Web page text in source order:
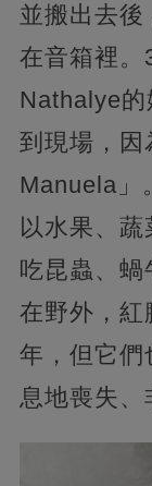
並搬出去
在音箱裡。
Nathalye
到現場，因
Manuela」
以水果、
吃昆蟲、蝸
在野外，紅
年，但它們
息地喪失、